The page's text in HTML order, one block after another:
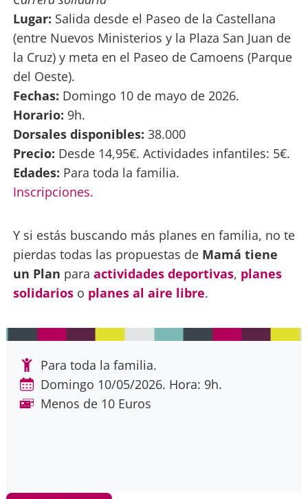
Lugar: Salida desde el Paseo de la Castellana
(entre Nuevos Ministerios y la Plaza San Juan de
la Cruz) y meta en el Paseo de Camoens (Parque
del Oeste).
Fechas: Domingo 10 de mayo de 2026.
Horario: 9h.
Dorsales disponibles: 38.000
Precio: Desde 14,95€. Actividades infantiles: 5€.
Edades: Para toda la familia.
Inscripciones.
Y si estás buscando más planes en familia, no te
pierdas todas las propuestas de Mamá tiene
un Plan para actividades deportivas, planes
solidarioso planes al aire libre.
Para toda la familia.
Domingo 10/05/2026. Hora: 9h.
Menos de 10 Euros